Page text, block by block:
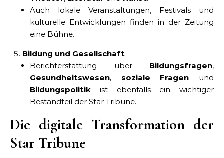
Auch lokale Veranstaltungen, Festivals und
kulturelle Entwicklungen finden in der Zeitung
eine Bühne.
Bildung und Gesellschaft
Berichterstattung über Bildungsfragen,
Gesundheitswesen, soziale Fragen und
Bildungspolitik ist ebenfalls ein wichtiger
Bestandteil der Star Tribune.
Die digitale Transformation der
Star Tribune